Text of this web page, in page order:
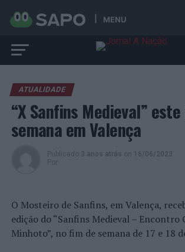
MENU
ATUALIDADE
“X Sanfins Medieval”
semana em Valença
Publicado 3 anos atrás on 16/06/2023
Por
O Mosteiro de Sanfins, em Valença,
edição do “Sanfins Medieval – Encontro
Minhoto”, no fim de semana de 17 e 18